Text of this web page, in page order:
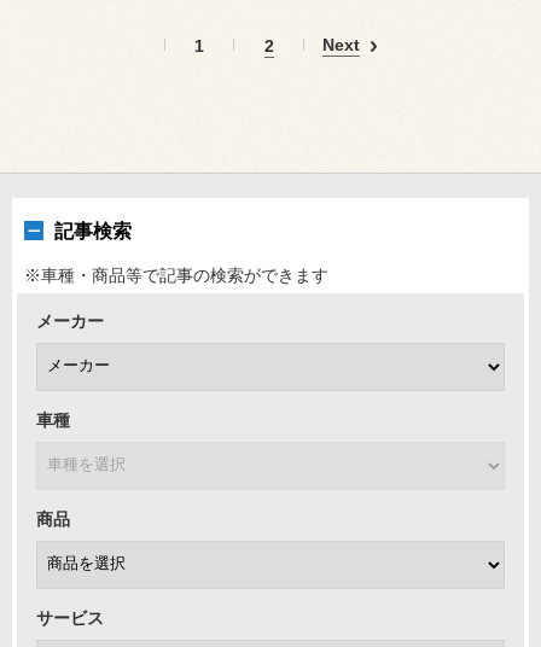
1 2 Next
記事検索
※車種・商品等で記事の検索ができます
メーカー
車種
商品
サービス